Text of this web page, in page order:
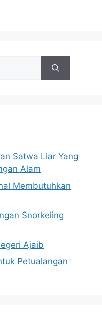
Satwa Liar Yang
Alam
Membutuhkan
Snorkeling
Ajaib
Petualangan